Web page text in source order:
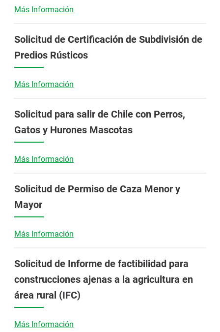
Más Información
Solicitud de Certificación de Subdivisión de
Predios Rústicos
Más Información
Solicitud para salir de Chile con Perros,
Gatos y Hurones Mascotas
Más Información
Solicitud de Permiso de Caza Menor y
Mayor
Más Información
Solicitud de Informe de factibilidad para
construcciones ajenas a la agricultura en
área rural (IFC)
Más Información